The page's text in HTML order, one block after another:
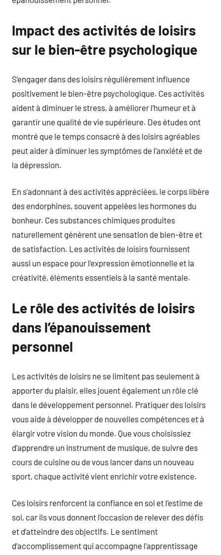
Impact des activités de loisirs
sur le bien-être psychologique
S’engager dans des loisirs régulièrement influence
positivement le bien-être psychologique. Ces activités
aident à diminuer le stress, à améliorer l’humeur et à
garantir une qualité de vie supérieure. Des études ont
montré que le temps consacré à des loisirs agréables
peut aider à diminuer les symptômes de l’anxiété et de
la dépression.
En s’adonnant à des activités appréciées, le corps libère
des endorphines, souvent appelées les hormones du
bonheur. Ces substances chimiques produites
naturellement génèrent une sensation de bien-être et
de satisfaction. Les activités de loisirs fournissent
aussi un espace pour l’expression émotionnelle et la
créativité, éléments essentiels à la santé mentale.
Le rôle des activités de loisirs
dans l’épanouissement
personnel
Les activités de loisirs ne se limitent pas seulement à
apporter du plaisir, elles jouent également un rôle clé
dans le développement personnel. Pratiquer des loisirs
vous aide à développer de nouvelles compétences et à
élargir votre vision du monde. Que vous choisissiez
d’apprendre un instrument de musique, de suivre des
cours de cuisine ou de vous lancer dans un nouveau
sport, chaque activité vient enrichir votre existence.
Ces loisirs renforcent la confiance en soi et l’estime de
soi, car ils vous donnent l’occasion de relever des défis
et d’atteindre des objectifs. Le sentiment
d’accomplissement qui accompagne l’apprentissage